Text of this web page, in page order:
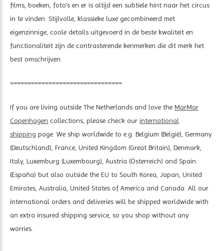
films, boeken, foto’s en er is altijd een subtiele hint naar het circus
in te vinden. Stijlvolle, klassieke luxe gecombineerd met
eigenzinnige, coole details uitgevoerd in de beste kwaliteit en
functionaliteit zijn de contrasterende kenmerken die dit merk het
best omschrijven.
================================
If you are living outside The Netherlands and love the MarMar
Copenhagen collections, please check our international
shipping page. We ship worldwide to e.g. Belgium (België), Germany
(Deutschland), France, United Kingdom (Great Britain), Denmark,
Italy, Luxemburg (Luxembourg), Austria (Österreich) and Spain
(España) but also outside the EU to South Korea, Japan, United
Emirates, Australia, United States of America and Canada. All our
international orders and deliveries will be shipped worldwide with
an extra insured shipping service, so you shop without any
worries.